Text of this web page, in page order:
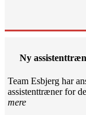
Ny
Team Esbjerg har
assistenttræner for
mere